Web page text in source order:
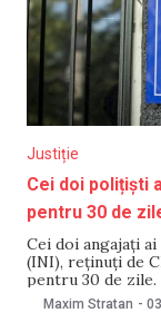
Justiție
Cei doi polițiști
pentru 30 de
Cei doi angajaţi
(INI), reţinuţi de
pentru 30 de zile.
Judecătoria
Maxim Stratan -